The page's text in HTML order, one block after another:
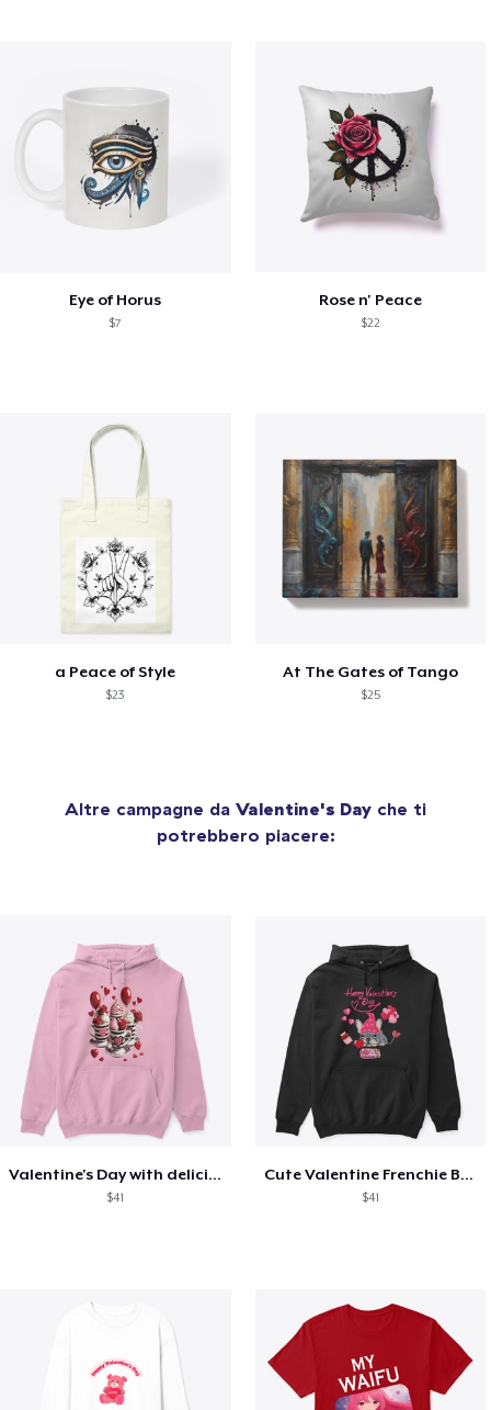
Eye of Horus
$7
Rose n' Peace
$22
a Peace of Style
$23
At The Gates of Tango
$25
Altre campagne da Valentine's Day che ti
potrebbero piacere:
Valentine's Day with delicious food
$41
Cute Valentine Frenchie Bulldog
$41